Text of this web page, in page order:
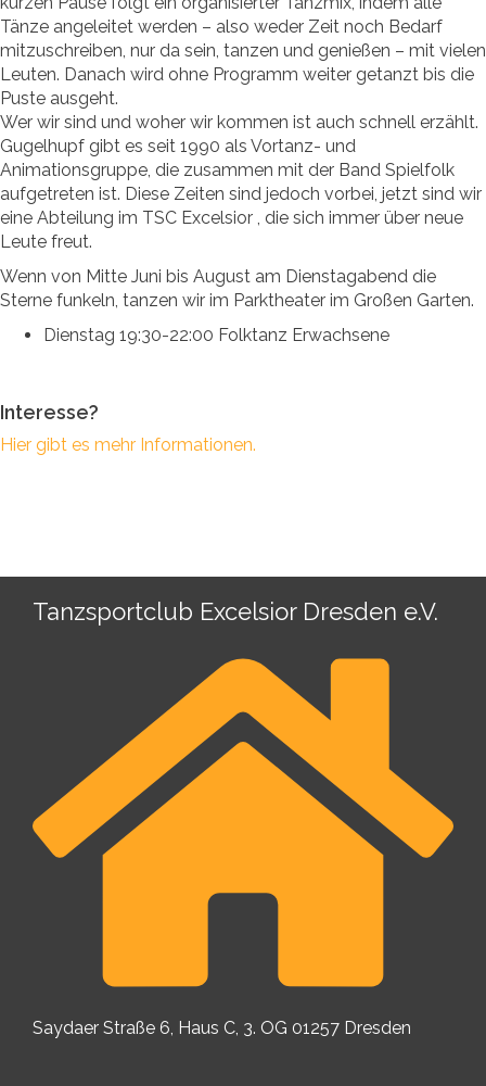
Tänze angeleitet werden – also weder Zeit noch Bedarf
mitzuschreiben, nur da sein, tanzen und genießen – mit vielen
Leuten. Danach wird ohne Programm weiter getanzt bis die
Puste ausgeht.
Wer wir sind und woher wir kommen ist auch schnell erzählt.
Gugelhupf gibt es seit 1990 als Vortanz- und
Animationsgruppe, die zusammen mit der Band Spielfolk
aufgetreten ist. Diese Zeiten sind jedoch vorbei, jetzt sind wir
eine Abteilung im TSC Excelsior , die sich immer über neue
Leute freut.
Wenn von Mitte Juni bis August am Dienstagabend die
Sterne funkeln, tanzen wir im Parktheater im Großen Garten.
Dienstag 19:30-22:00 Folktanz Erwachsene
Interesse?
Hier gibt es mehr Informationen.
Tanzsportclub Excelsior Dresden e.V.
Saydaer Straße 6, Haus C, 3. OG 01257 Dresden